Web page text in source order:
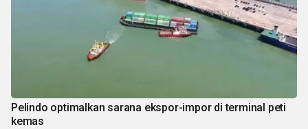
Pelindo optimalkan sarana ekspor-impor di terminal peti
kemas